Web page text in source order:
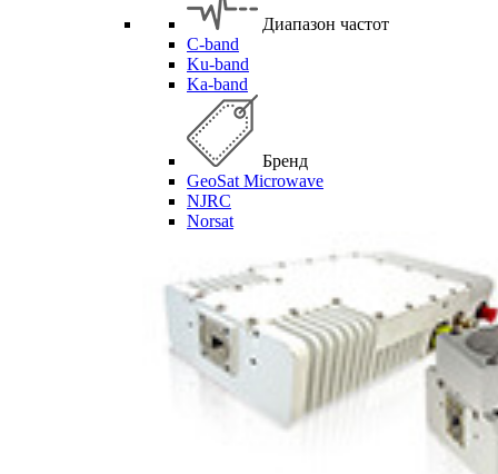
Диапазон частот
C-band
Ku-band
Ka-band
Бренд
GeoSat Microwave
NJRC
Norsat